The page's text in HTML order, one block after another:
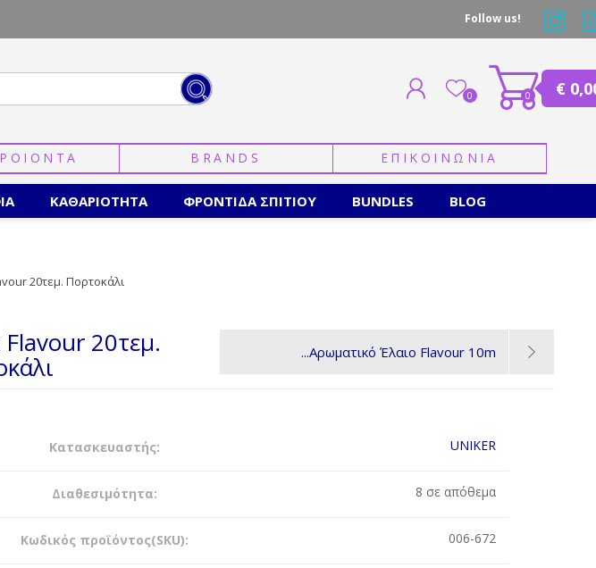
Follow us!
ΣΥΝΔΕΣΗ
0 €
0
BRANDS ΕΠΙΚΟΙΝΩΝΙΑ
ΚΑΘΑΡΙΟΤΗΤΑ ΦΡΟΝΤΙΔΑ ΣΠΙΤΙΟΥ BUNDLES BLOG
20τεμ. Πορτοκάλι
Αρωματικό Έλαιο Flavour 10m...
20τεμ.
Κατασκευαστής: UNIKER
Διαθεσιμότητα: 8 σε απόθεμα
Κωδικός προϊόντος(SKU): 006-672